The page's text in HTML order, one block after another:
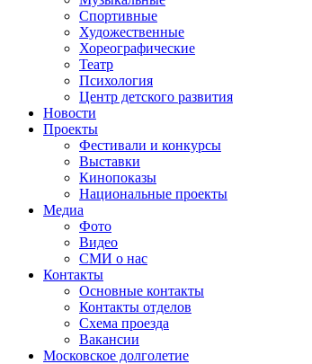
Спортивные
Художественные
Хореографические
Театр
Психология
Центр детского развития
Новости
Проекты
Фестивали и конкурсы
Выставки
Кинопоказы
Национальные проекты
Медиа
Фото
Видео
СМИ о нас
Контакты
Основные контакты
Контакты отделов
Схема проезда
Вакансии
Московское долголетие